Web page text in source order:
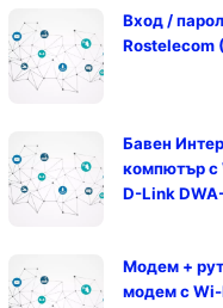
Вход /
Rostelecom
Бавен
компютър с
D-Link
Модем +
модем с Wi-